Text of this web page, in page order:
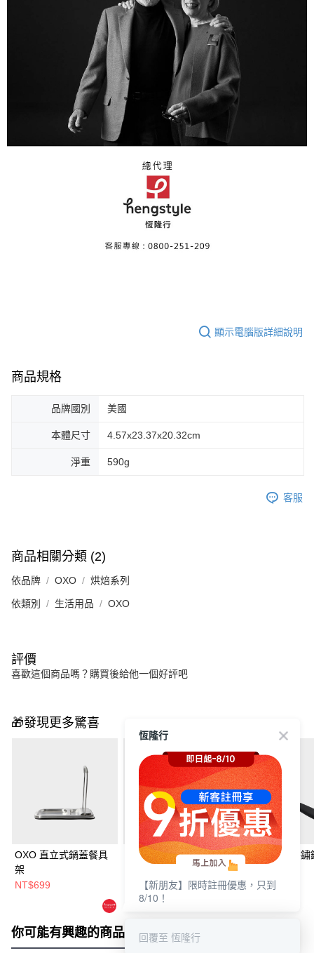
顯示電腦版詳細說明
商品規格
品牌國別 美國
本體尺寸 4.57x23.37x20.32cm
淨重 590g
客服
商品相關分類 (2)
依品牌 OXO 烘焙系列
依類別 生活用品 OXO
評價
喜歡這個商品嗎？購買後給他一個好評吧
🎁發現更多驚喜
OXO 直立式鍋蓋餐具
架
NT$699
Joseph Joseph 摺疊收
NT$1,490
NT$1,660
OXO 好好握不鏽
菜鏟
NT$699
你可能有興趣的商品 全站排行
恆隆行
【新朋友】限時註冊優惠，只到
8/10！
回覆至 恆隆行